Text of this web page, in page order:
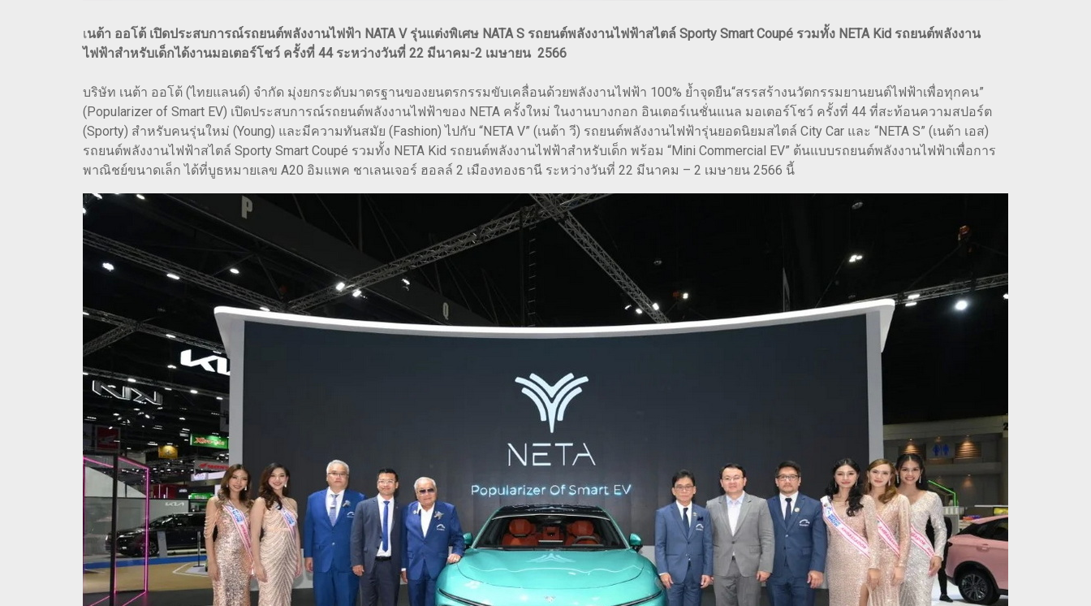
เนต้า ออโต้ เปิดประสบการณ์รถยนต์พลังงานไฟฟ้า NATA V รุ่นแต่งพิเศษ NATA S รถยนต์พลังงานไฟฟ้าสไตล์ Sporty Smart Coupé รวมทั้ง NETA Kid รถยนต์พลังงาน
ไฟฟ้าสำหรับเด็กได้งานมอเตอร์โชว์ ครั้งที่ 44 ระหว่างวันที่ 22 มีนาคม-2 เมษายน 2566
บริษัท เนต้า ออโต้ (ไทยแลนด์) จำกัด มุ่งยกระดับมาตรฐานของยนตรกรรมขับเคลื่อนด้วยพลังงานไฟฟ้า 100% ย้ำจุดยืน“สรรสร้างนวัตกรรมยานยนต์ไฟฟ้าเพื่อทุกคน”
(Popularizer of Smart EV) เปิดประสบการณ์รถยนต์พลังงานไฟฟ้าของ NETA ครั้งใหม่ ในงานบางกอก อินเตอร์เนชั่นแนล มอเตอร์โชว์ ครั้งที่ 44 ที่สะท้อนความสปอร์ต
(Sporty) สำหรับคนรุ่นใหม่ (Young) และมีความทันสมัย (Fashion) ไปกับ “NETA V” (เนต้า วี) รถยนต์พลังงานไฟฟ้ารุ่นยอดนิยมสไตล์ City Car และ “NETA S” (เนต้า เอส)
รถยนต์พลังงานไฟฟ้าสไตล์ Sporty Smart Coupé รวมทั้ง NETA Kid รถยนต์พลังงานไฟฟ้าสำหรับเด็ก พร้อม “Mini Commercial EV” ต้นแบบรถยนต์พลังงานไฟฟ้าเพื่อการ
พาณิชย์ขนาดเล็ก ได้ที่บูธหมายเลข A20 อิมแพค ชาเลนเจอร์ ฮอลล์ 2 เมืองทองธานี ระหว่างวันที่ 22 มีนาคม – 2 เมษายน 2566 นี้